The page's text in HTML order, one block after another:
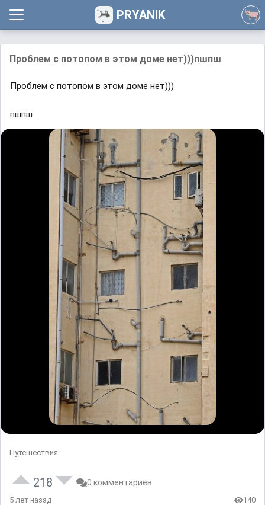
PRYANIK
Проблем с потопом в этом доме нет)))пшпш
Проблем с потопом в этом доме нет)))
пшпш
Путешествия
218 0 комментариев
5 лет назад 140